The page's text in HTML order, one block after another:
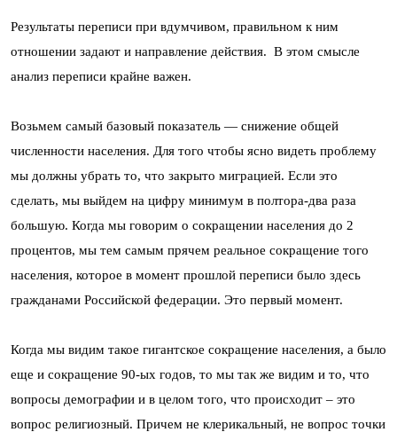
Результаты переписи при вдумчивом, правильном к ним
отношении задают и направление действия. В этом смысле
анализ переписи крайне важен.
Возьмем самый базовый показатель — снижение общей
численности населения. Для того чтобы ясно видеть проблему
мы должны убрать то, что закрыто миграцией. Если это
сделать, мы выйдем на цифру минимум в полтора-два раза
большую. Когда мы говорим о сокращении населения до 2
процентов, мы тем самым прячем реальное сокращение того
населения, которое в момент прошлой переписи было здесь
гражданами Российской федерации. Это первый момент.
Когда мы видим такое гигантское сокращение населения, а было
еще и сокращение 90-ых годов, то мы так же видим и то, что
вопросы демографии и в целом того, что происходит – это
вопрос религиозный. Причем не клерикальный, не вопрос точки